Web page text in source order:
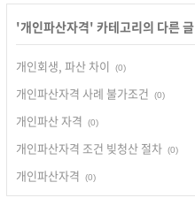
'개인파산자격' 카테고리의 다른 글
개인회생, 파산 차이 (0)
개인파산자격 사례 불가조건 (0)
개인파산 자격 (0)
개인파산자격 조건 빚청산 절차 (0)
개인파산자격 (0)